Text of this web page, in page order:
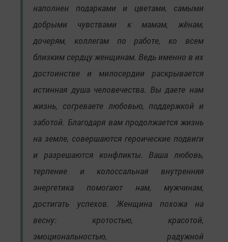
наполнен подарками и цветами, самыми
добрыми чувствами к мамам, жёнам,
дочерям, коллегам по работе, ко всем
близким сердцу женщинам. Ведь именно в их
достоинстве и милосердии раскрывается
истинная душа человечества. Вы даете нам
жизнь, согреваете любовью, поддержкой и
заботой. Благодаря вам продолжается жизнь
на земле, совершаются героические подвиги
и разрешаются конфликты. Ваша любовь,
терпение и колоссальная внутренняя
энергетика помогают нам, мужчинам,
достигать успехов. Женщина похожа на
весну: кротостью, красотой,
эмоциональностью, радужной